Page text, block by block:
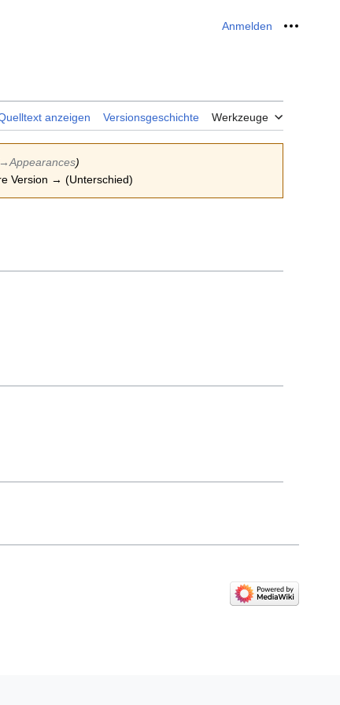
Anmelden Meine
anzeigen Versionsgeschichte Werkzeuge
)
Version → (Unterschied)